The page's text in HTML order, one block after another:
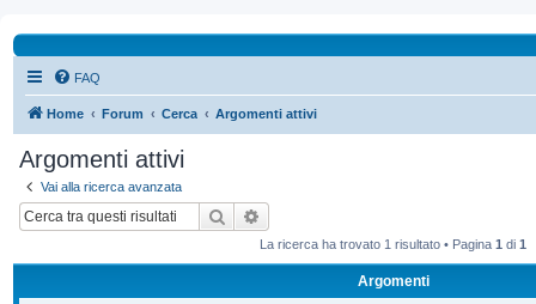
FAQ
Home Forum Cerca Argomenti attivi
Argomenti attivi
Vai alla ricerca avanzata
Cerca
La ricerca ha trovato 1 risultato • Pagina 1 di 1
Argomenti